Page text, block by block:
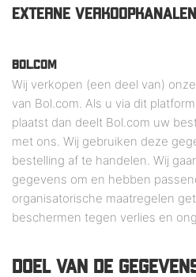
EXTERNE VERKOOPKANALEN
BOL.COM
Wij verkopen (een deel van)
van Bol.com. Als u via dit
plaatst dan deelt Bol.com uw
met ons. Wij gebruiken deze
bestelling af te handelen. Wij
gegevens om en hebben
organisatorische maatregelen
beschermen tegen verlies en
DOEL VAN DE